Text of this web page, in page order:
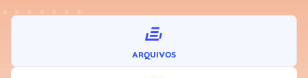
ARQUIVOS